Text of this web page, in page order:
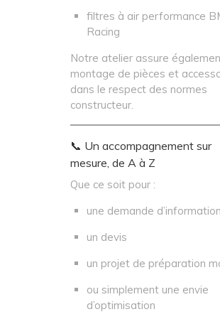
filtres à air performance
Racing
Notre atelier assure
montage de pièces et
dans le respect des normes
constructeur.
📞 Un accompagnement sur
mesure, de A à Z
Que ce soit pour :
une demande d’information
un devis
un projet de préparation
ou simplement une envie
d’optimisation